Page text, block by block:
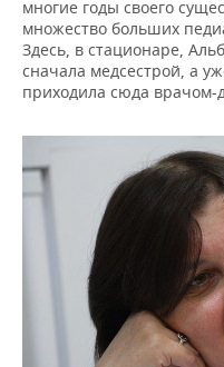
многие годы своего
множество больших
Здесь, в стационаре,
сначала медсестрой, а
приходила сюда врачом-